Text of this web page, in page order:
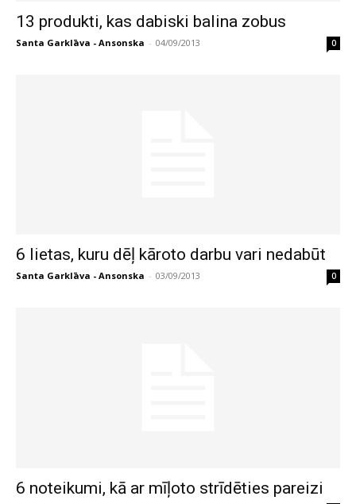
13 produkti, kas dabiski balina zobus
Santa Garklāva - Ansonska - 04/09/2013 0
6 lietas, kuru dēļ kāroto darbu vari nedabūt
Santa Garklāva - Ansonska - 03/09/2013 0
6 noteikumi, kā ar mīļoto strīdēties pareizi